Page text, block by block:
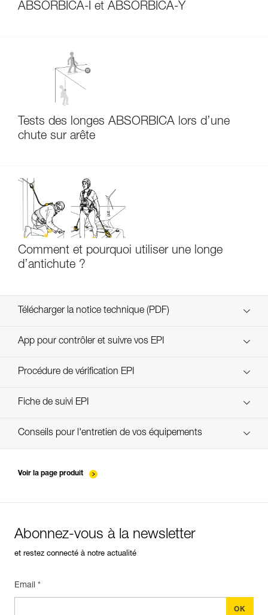
ABSORBICA-I et ABSORBICA-Y
Tests des longes ABSORBICA lors d’une
chute sur arête
Comment et pourquoi utiliser une longe
d’antichute ?
Télécharger la notice technique (PDF)
Technical Notice
App pour contrôler et suivre vos EPI
découvrez ePPEcentre
Procédure de vérification EPI
verif-EPI-ABSORBICA-procedure-FR
Fiche de suivi EPI
verif-EPI-ABSORBICA-suivi-FR
Conseils pour l'entretien de vos équipements
Voir la page produit
Abonnez-vous à la newsletter
et restez connecté à notre actualité
Email *